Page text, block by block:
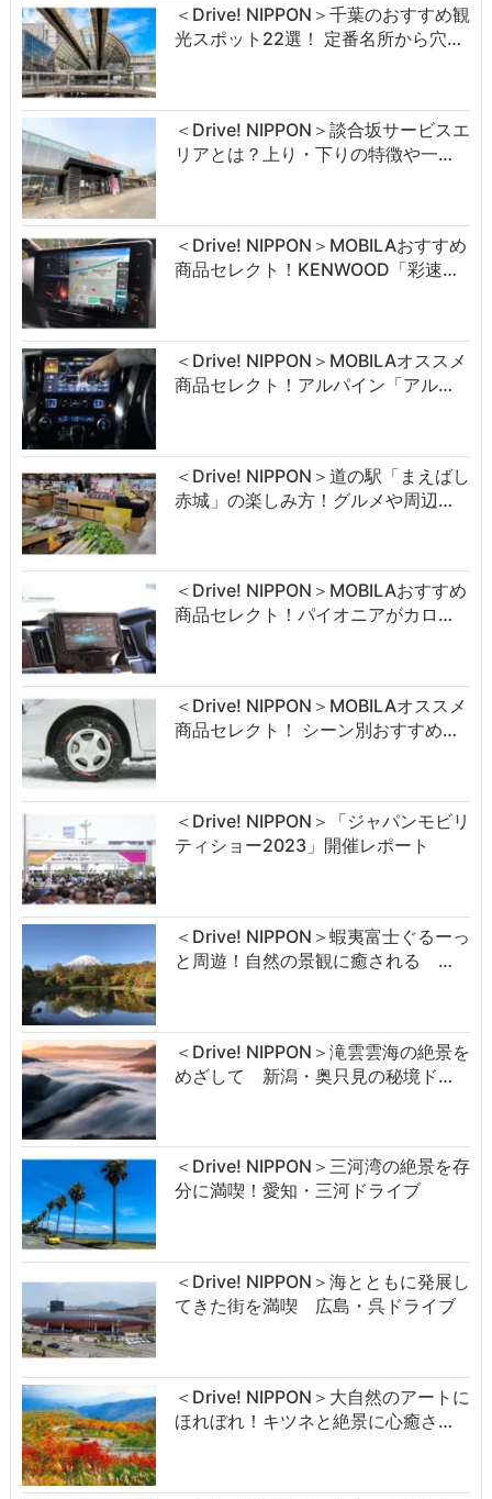
＜Drive! NIPPON＞千葉のおすすめ観
光スポット22選！ 定番名所から穴…
＜Drive! NIPPON＞談合坂サービスエ
リアとは？上り・下りの特徴や一…
＜Drive! NIPPON＞MOBILAおすすめ
商品セレクト！KENWOOD「彩速…
＜Drive! NIPPON＞MOBILAオススメ
商品セレクト！アルパイン「アル…
＜Drive! NIPPON＞道の駅「まえばし
赤城」の楽しみ方！グルメや周辺…
＜Drive! NIPPON＞MOBILAおすすめ
商品セレクト！パイオニアがカロ…
＜Drive! NIPPON＞MOBILAオススメ
商品セレクト！ シーン別おすすめ…
＜Drive! NIPPON＞「ジャパンモビリ
ティショー2023」開催レポート
＜Drive! NIPPON＞蝦夷富士ぐるーっ
と周遊！自然の景観に癒される …
＜Drive! NIPPON＞滝雲雲海の絶景を
めざして 新潟・奥只見の秘境ド…
＜Drive! NIPPON＞三河湾の絶景を存
分に満喫！愛知・三河ドライブ
＜Drive! NIPPON＞海とともに発展し
てきた街を満喫 広島・呉ドライブ
＜Drive! NIPPON＞大自然のアートに
ほれぼれ！キツネと絶景に心癒さ…